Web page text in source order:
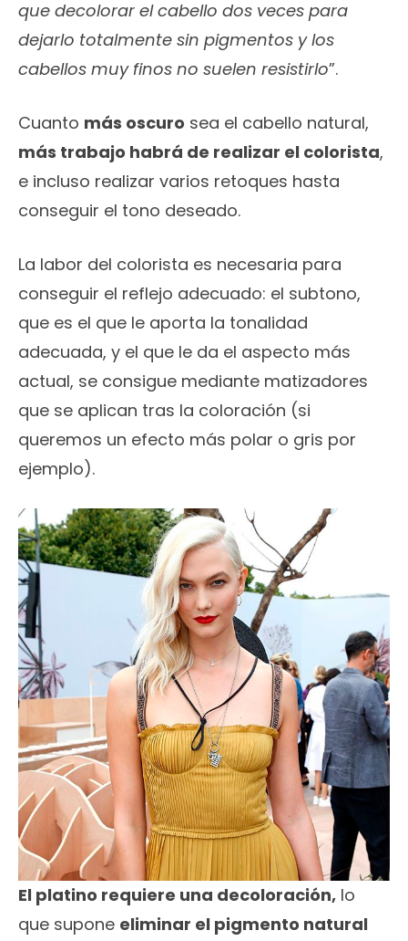
que decolorar el cabello dos veces para
dejarlo totalmente sin pigmentos y los
cabellos muy finos no suelen resistirlo”.
Cuanto más oscuro sea el cabello natural,
más trabajo habrá de realizar el colorista,
e incluso realizar varios retoques hasta
conseguir el tono deseado.
La labor del colorista es necesaria para
conseguir el reflejo adecuado: el subtono,
que es el que le aporta la tonalidad
adecuada, y el que le da el aspecto más
actual, se consigue mediante matizadores
que se aplican tras la coloración (si
queremos un efecto más polar o gris por
ejemplo).
El platino requiere una decoloración, lo
que supone eliminar el pigmento natural